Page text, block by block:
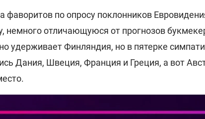
фаворитов по опросу поклонников
немного отличающуюся от прогнозов
удерживает Финляндия, но в пятерке
Дания, Швеция, Франция и Греция, а вот